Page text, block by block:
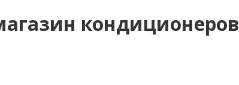
кондиционеров